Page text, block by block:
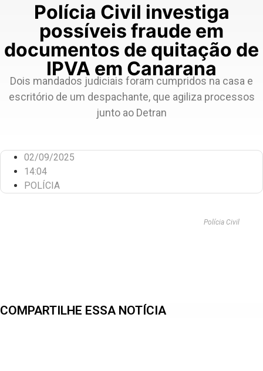
Polícia Civil investiga
possíveis fraude em
documentos de quitação de
IPVA em Canarana
Dois mandados judiciais foram cumpridos na casa e
escritório de um despachante, que agiliza processos
junto ao Detran
02/09/2025
14:04
POLÍCIA
Polícia Civil
COMPARTILHE ESSA NOTÍCIA